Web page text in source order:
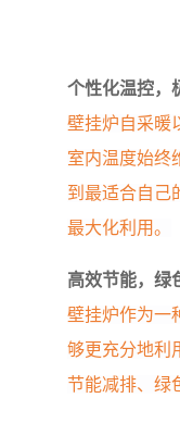
个性化温控，
壁挂炉自采暖
室内温度始终
到最适合自己
最大化利用。
高效节能，绿
壁挂炉作为一
够更充分地利
节能减排、绿